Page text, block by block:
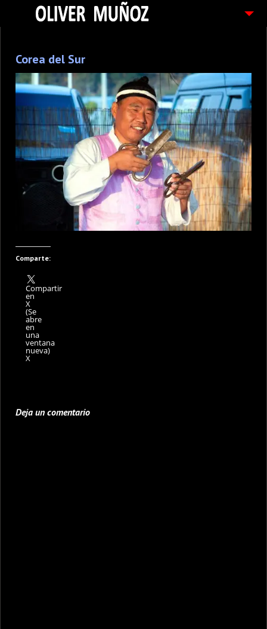
FOTOGRAFIAS
CONTACTO
PEDIDOS
Corea del Sur
Comparte:
Compartir
en
X
(Se
abre
en
una
ventana
nueva)
X
Deja un comentario